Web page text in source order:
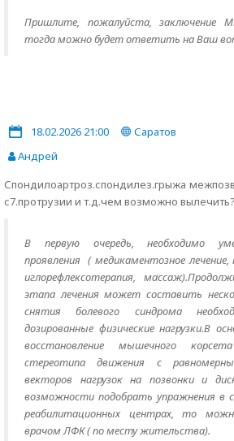
Пришлите, пожалуйста, заключение
тогда можно будет ответить на Ваш
18.02.2026 21:00
Саратов
Андрей
Спондилоартроз.спондилез.грыжа
с7.протрузии и т.д.чем возможно вылечить?
В первую очередь, необходимо
проявления ( медикаментозное лечение,
иглорефлексотерапия,
этапа лечения может составить
снятия болевого синдрома
дозированные физические нагрузки.В
восстановление мышечного
стереотипа движения с
векторов нагрузок на позвонки и
возможности подобрать упражнения в
реабилитационных центрах, то
врачом ЛФК ( по месту жительства).